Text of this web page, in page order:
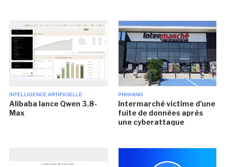
INTELLIGENCE ARTIFICIELLE
Alibaba lance Qwen 3.8-
Max
PHISHING
Intermarché victime d'une
fuite de données après
une cyberattaque